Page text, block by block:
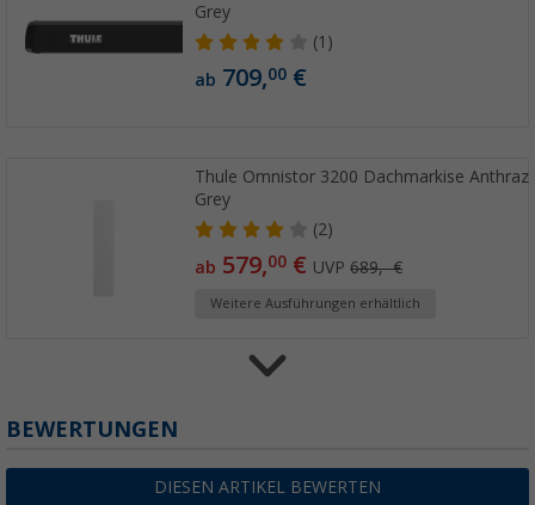
Grey
(1)
ab 709,00 €
Thule Omnistor 3200 Dachmarkise
Grey
(2)
ab 579,00 € UVP689,- €
Weitere Ausführungen erhältlich
ab 609,00 €UVP 689,- €
BEWERTUNGEN
DIESEN ARTIKEL BEWERTEN